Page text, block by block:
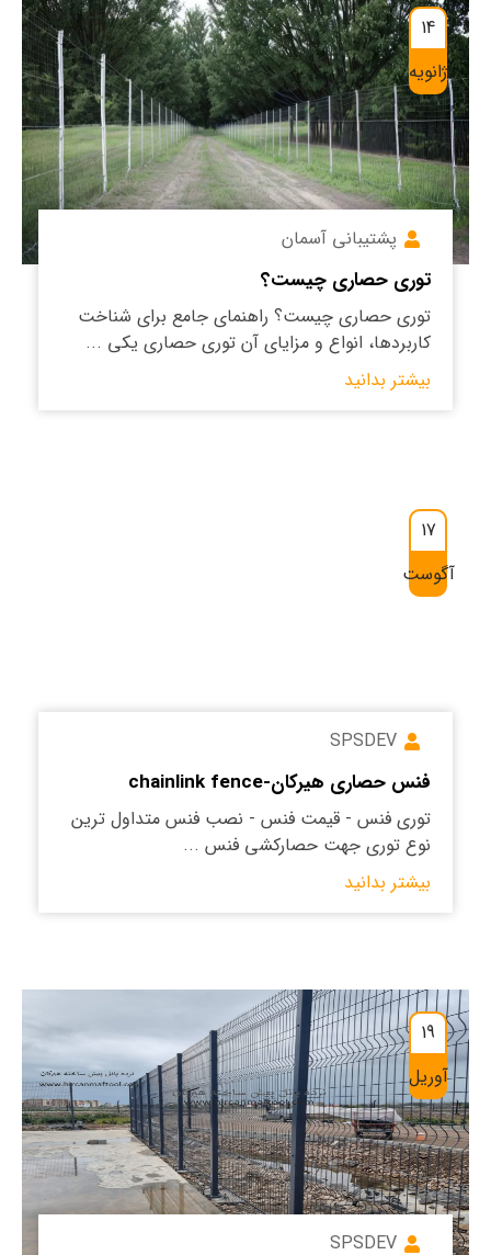
14
ژانویه
پشتیبانی آسمان
توری حصاری چیست؟
توری حصاری چیست؟ راهنمای جامع برای شناخت
کاربردها، انواع و مزایای آن توری حصاری یکی ...
بیشتر بدانید
17
آگوست
SPSDEV
فنس حصاری هیرکان-chainlink fence
توری فنس - قیمت فنس - نصب فنس متداول ترین
نوع توری جهت حصارکشی فنس ...
بیشتر بدانید
19
آوریل
SPSDEV